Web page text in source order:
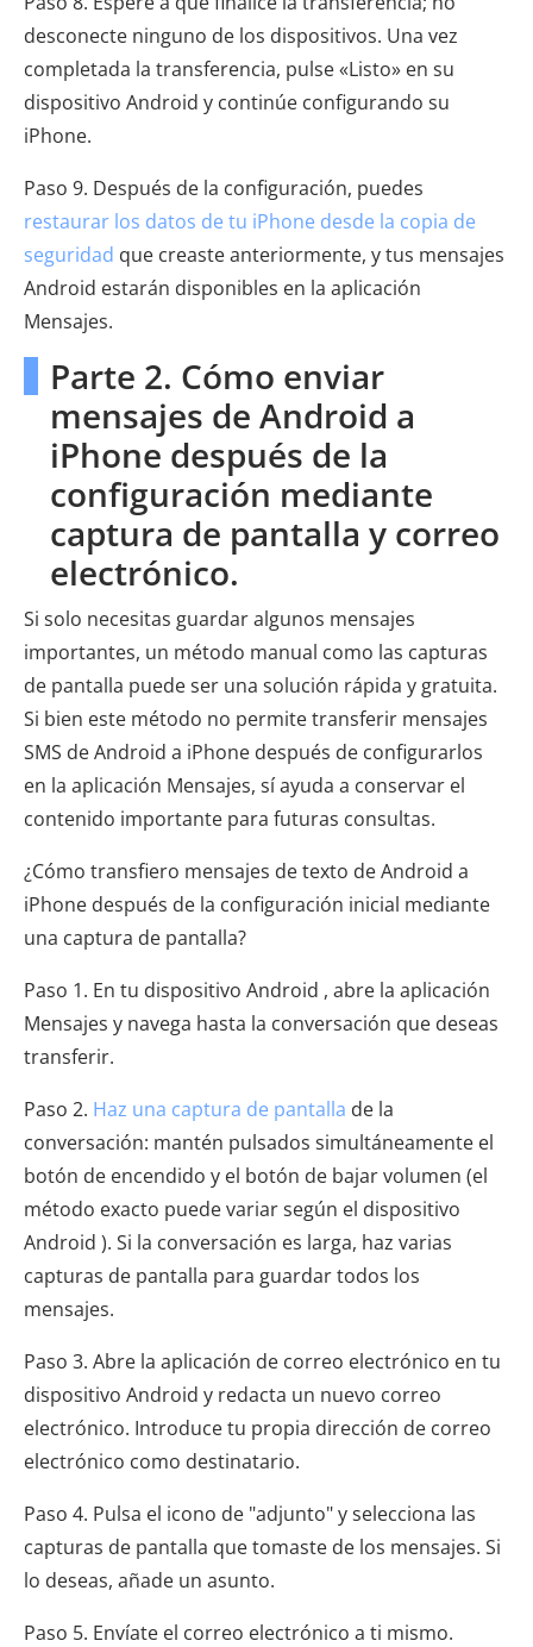
desconecte ninguno de los dispositivos. Una vez
completada la transferencia, pulse «Listo» en su
dispositivo Android y continúe configurando su
iPhone.
Paso 9. Después de la configuración, puedes
restaurar los datos de tu iPhone desde la copia de
seguridad que creaste anteriormente, y tus mensajes
Android estarán disponibles en la aplicación
Mensajes.
Parte 2. Cómo enviar
mensajes de Android a
iPhone después de la
configuración mediante
captura de pantalla y correo
electrónico.
Si solo necesitas guardar algunos mensajes
importantes, un método manual como las capturas
de pantalla puede ser una solución rápida y gratuita.
Si bien este método no permite transferir mensajes
SMS de Android a iPhone después de configurarlos
en la aplicación Mensajes, sí ayuda a conservar el
contenido importante para futuras consultas.
¿Cómo transfiero mensajes de texto de Android a
iPhone después de la configuración inicial mediante
una captura de pantalla?
Paso 1. En tu dispositivo Android , abre la aplicación
Mensajes y navega hasta la conversación que deseas
transferir.
Paso 2. Haz una captura de pantalla de la
conversación: mantén pulsados ​​simultáneamente el
botón de encendido y el botón de bajar volumen (el
método exacto puede variar según el dispositivo
Android ). Si la conversación es larga, haz varias
capturas de pantalla para guardar todos los
mensajes.
Paso 3. Abre la aplicación de correo electrónico en tu
dispositivo Android y redacta un nuevo correo
electrónico. Introduce tu propia dirección de correo
electrónico como destinatario.
Paso 4. Pulsa el icono de "adjunto" y selecciona las
capturas de pantalla que tomaste de los mensajes. Si
lo deseas, añade un asunto.
Paso 5. Envíate el correo electrónico a ti mismo.